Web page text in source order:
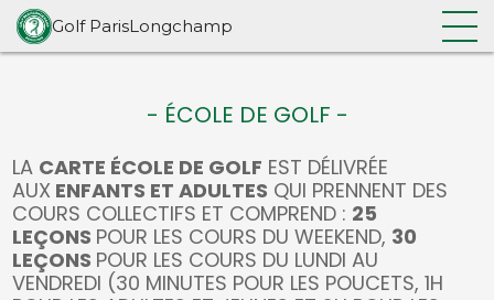
Golf ParisLongchamp
Accueil / ÉCOLE DE GOLF
- ÉCOLE DE GOLF -
LA CARTE ÉCOLE DE GOLF EST DÉLIVRÉE
AUX ENFANTS ET ADULTES QUI PRENNENT DES
COURS COLLECTIFS ET COMPREND : 25
LEÇONS POUR LES COURS DU WEEKEND, 30
LEÇONS POUR LES COURS DU LUNDI AU
VENDREDI (30 MINUTES POUR LES POUCETS, 1H